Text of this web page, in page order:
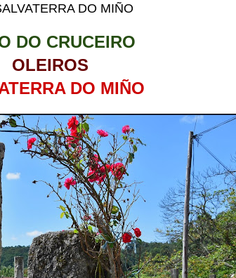
DO MIÑO
DO CRUCEIRO
OLEIROS
DO MIÑO